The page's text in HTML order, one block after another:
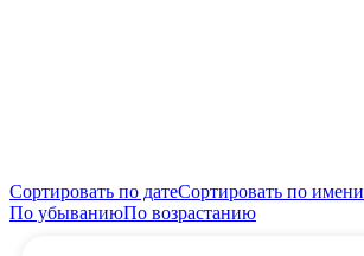
Сортировать по датеСортировать по имени
По убываниюПо возрастанию